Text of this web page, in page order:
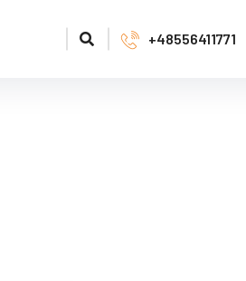
+48556411771